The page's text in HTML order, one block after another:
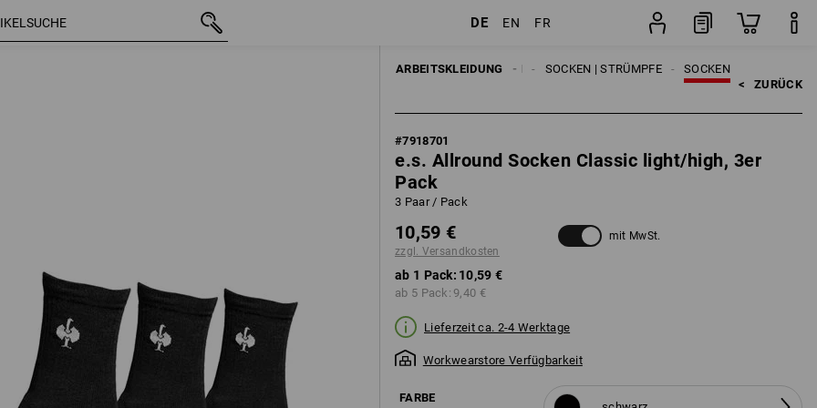
DE EN FR
ARBEITSKLEIDUNG SOCKEN
SOCKEN | STRÜMPFE
HERREN
< ZURÜCK
#7918701
e.s. Allround Socken Classic light/high, 3er
Pack
3 Paar / Pack
10,59 €
zzgl. Versandkosten
mit MwSt.
ab 1 Pack: 10,59 €
ab 5 Pack: 9,40 €
Lieferzeit ca. 2-4 Werktage
Workwearstore Verfügbarkeit
FARBE
36-38